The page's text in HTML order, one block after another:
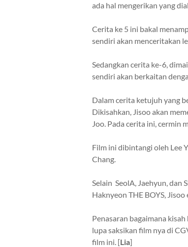
ada hal mengerikan yang
Cerita ke 5 ini bakal
sendiri akan menceritakan
Sedangkan cerita ke-6,
sendiri akan berkaitan
Dalam cerita ketujuh yang
Dikisahkan, Jisoo akan
Joo. Pada cerita ini, cermin
Film ini dibintangi oleh Lee
Chang.
Selain SeolA, Jaehyun, dan
Haknyeon THE BOYS,
Penasaran bagaimana
lupa saksikan film nya di
film ini. [Lia]